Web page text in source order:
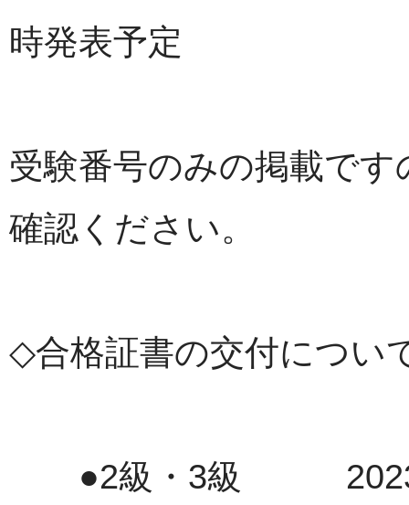
時発表予定
受験番号のみの掲載で
確認ください。
◇合格証書の交付につい
●2級・3級 2023